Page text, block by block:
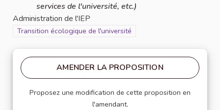
services de l'université, etc.)
Administration de l'IEP
Filtrer les résultats pour le secteur : Transition écologique de
Transition écologique de l'université
AMENDER LA PROPOSITION
Proposez une modification de cette proposition en
l'amendant.